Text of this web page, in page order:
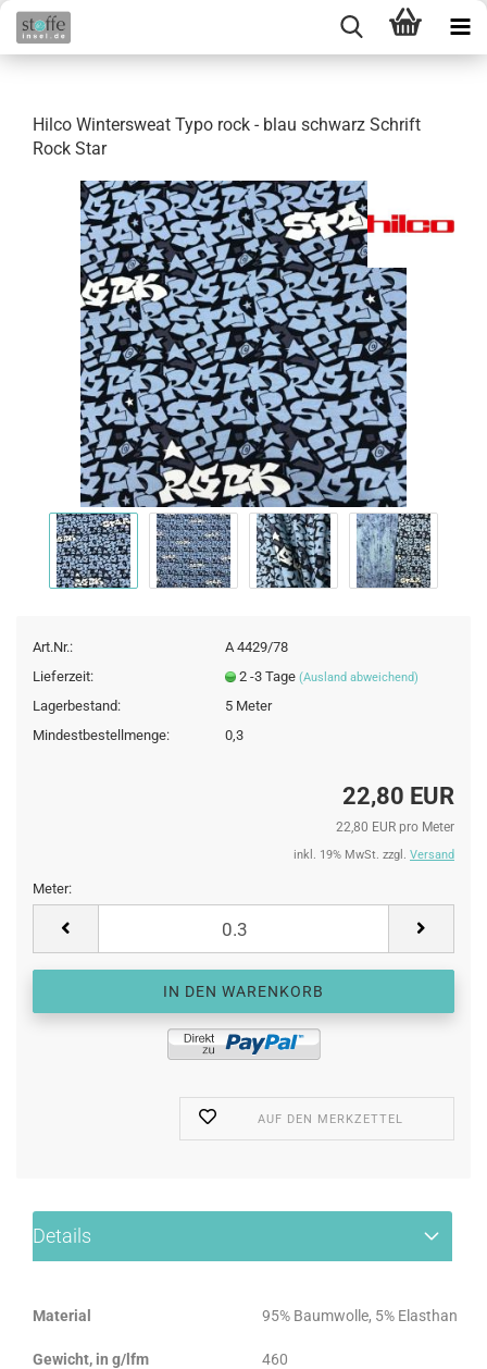
Hilco Wintersweat Typo rock - blau schwarz Schrift
Rock Star
Art.Nr.:
A 4429/78
Lieferzeit:
2 -3 Tage (Ausland abweichend)
Lagerbestand: 5 Meter
Mindestbestellmenge:
0,3
22,80 EUR
22,80 EUR pro Meter
inkl. 19% MwSt. zzgl. Versand
Meter:
AUF DEN MERKZETTEL
Details
Material 95% Baumwolle, 5% Elasthan
Gewicht, in g/lfm 460